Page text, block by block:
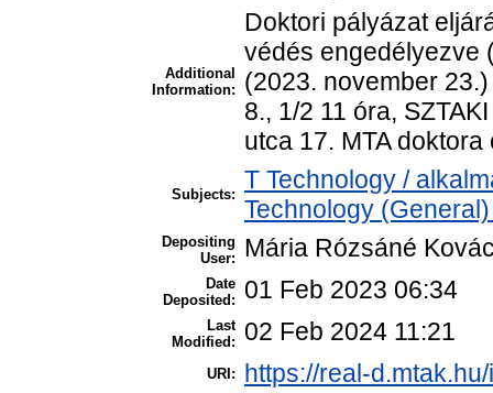
Additional
Information:
Doktori pályázat
védés engedélyezve
(2023. november
8., 1/2 11 óra,
utca 17. MTA
Subjects:
T Technology /
Technology
Depositing
User:
Mária Rózsáné
Date
Deposited:
01 Feb 2023 06:34
Last
Modified:
02 Feb 2024 11:21
URI: https://real-